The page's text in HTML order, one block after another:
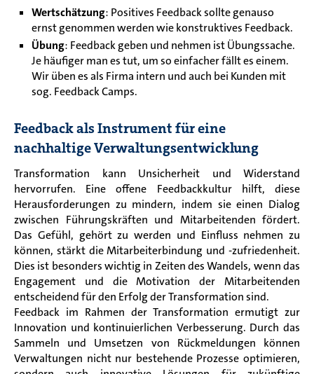
Wertschätzung: Positives Feedback sollte genauso
ernst genommen werden wie konstruktives Feedback.
Übung: Feedback geben und nehmen ist Übungssache.
Je häufiger man es tut, um so einfacher fällt es einem.
Wir üben es als Firma intern und auch bei Kunden mit
sog. Feedback Camps.
Feedback als Instrument für eine
nachhaltige Verwaltungsentwicklung
Transformation kann Unsicherheit und Widerstand
hervorrufen. Eine offene Feedbackkultur hilft, diese
Herausforderungen zu mindern, indem sie einen Dialog
zwischen Führungskräften und Mitarbeitenden fördert.
Das Gefühl, gehört zu werden und Einfluss nehmen zu
können, stärkt die Mitarbeiterbindung und -zufriedenheit.
Dies ist besonders wichtig in Zeiten des Wandels, wenn das
Engagement und die Motivation der Mitarbeitenden
entscheidend für den Erfolg der Transformation sind.
Feedback im Rahmen der Transformation ermutigt zur
Innovation und kontinuierlichen Verbesserung. Durch das
Sammeln und Umsetzen von Rückmeldungen können
Verwaltungen nicht nur bestehende Prozesse optimieren,